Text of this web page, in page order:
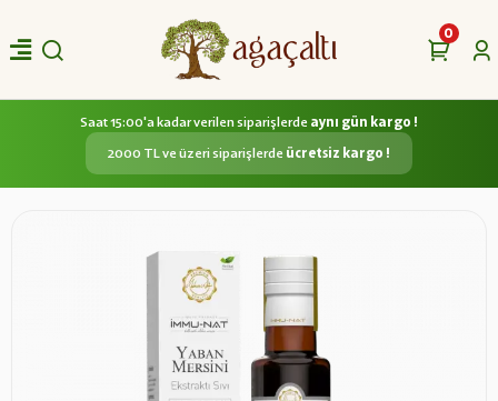
0
Saat 15:00'a kadar verilen siparişlerde aynı gün kargo !
2000 TL ve üzeri siparişlerde ücretsiz kargo !